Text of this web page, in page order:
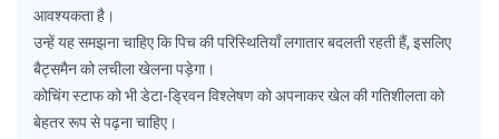
आवश्यकता है।
उन्हें यह समझना चाहिए कि पिच की परिस्थितियाँ लगातार बदलती रहती हैं, इसलिए
बैट्समैन को लचीला खेलना पड़ेगा।
कोचिंग स्टाफ को भी डेटा-ड्रिवन विश्लेषण को अपनाकर खेल की गतिशीलता को
बेहतर रूप से पढ़ना चाहिए।